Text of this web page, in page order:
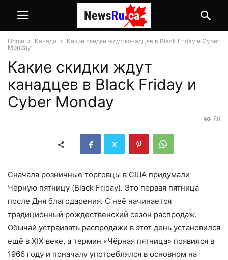
Home Канада
Какие скидки ждут канадцев в Black Friday и Cyber
Monday
Какие скидки ждут
канадцев в Black Friday и
Cyber Monday
88
Сначала розничные торговцы в США придумали
Чёрную пятницу (Black Friday). Это первая пятница
после Дня благодарения. С неё начинается
традиционный рождественский сезон распродаж.
Обычай устраивать распродажи в этот день установился
ещё в XIX веке, а термин «Чёрная пятница» появился в
1966 году и поначалу употреблялся в основном на